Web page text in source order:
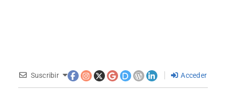
Suscribir Acceder